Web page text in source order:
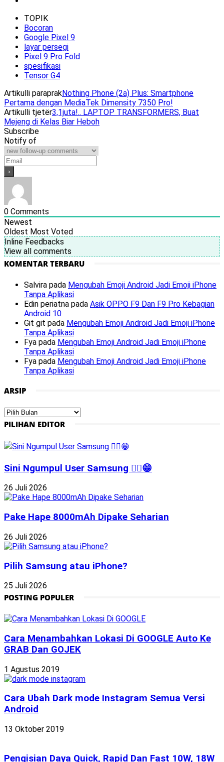
TOPIK
Bocoran
Google Pixel 9
layar persegi
Pixel 9 Pro Fold
spesifikasi
Tensor G4
Artikulli paraprakNothing Phone (2a) Plus: Smartphone
Pertama dengan MediaTek Dimensity 7350 Pro!
Artikulli tjetër3,1juta!.. LAPTOP TRANSFORMERS, Buat
Mejeng di Kelas Biar Heboh
Subscribe
Notify of
0 Comments
Newest
Oldest Most Voted
Inline Feedbacks
View all comments
KOMENTAR TERBARU
Salvira pada Mengubah Emoji Android Jadi Emoji iPhone
Tanpa Aplikasi
Edin periatna pada Asik OPPO F9 Dan F9 Pro Kebagian
Android 10
Git git pada Mengubah Emoji Android Jadi Emoji iPhone
Tanpa Aplikasi
Fya pada Mengubah Emoji Android Jadi Emoji iPhone
Tanpa Aplikasi
Fya pada Mengubah Emoji Android Jadi Emoji iPhone
Tanpa Aplikasi
ARSIP
Arsip
PILIHAN EDITOR
Sini Ngumpul User Samsung ☝🏻😁
26 Juli 2026
Pake Hape 8000mAh Dipake Seharian
26 Juli 2026
Pilih Samsung atau iPhone?
25 Juli 2026
POSTING POPULER
Cara Menambahkan Lokasi Di GOOGLE Auto Ke
GRAB Dan GOJEK
1 Agustus 2019
Cara Ubah Dark mode Instagram Semua Versi
Android
13 Oktober 2019
Pengisian Daya Quick, Rapid Dan Fast 10W, 18W